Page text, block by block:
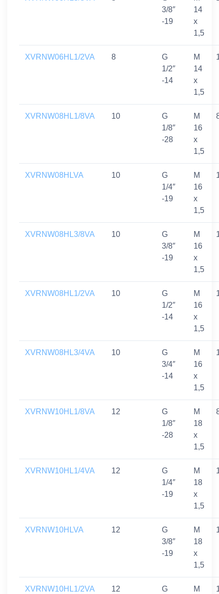
3/8″
-19
14
x
1,5
XVRNW06HL1/2VA 8
G
1/2″
-14
M
14
x
1,5
XVRNW08HL1/8VA 10
G
1/8″
-28
M
16
x
1,5
XVRNW08HLVA 10
G
1/4″
-19
M
16
x
1,5
XVRNW08HL3/8VA 10
G
3/8″
-19
M
16
x
1,5
XVRNW08HL1/2VA 10
G
1/2″
-14
M
16
x
1,5
XVRNW08HL3/4VA 10
G
3/4″
-14
M
16
x
1,5
XVRNW10HL1/8VA 12
G
1/8″
-28
M
18
x
1,5
XVRNW10HL1/4VA 12
G
1/4″
-19
M
18
x
1,5
XVRNW10HLVA 12
G
3/8″
-19
M
18
x
1,5
XVRNW10HL1/2VA 12
G
M